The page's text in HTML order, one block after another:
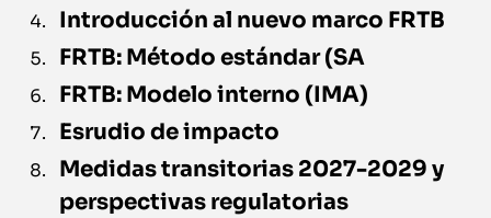
Introducción al nuevo marco FRTB
FRTB: Método estándar (SA
FRTB: Modelo interno (IMA)
Esrudio de impacto
Medidas transitorias 2027-2029 y
perspectivas regulatorias